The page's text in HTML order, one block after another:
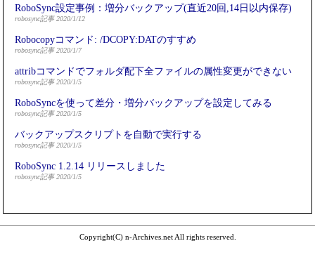
RoboSync設定事例：増分バックアップ(直近20回,14日以内保存)
robosync記事 2020/1/12
Robocopyコマンド: /DCOPY:DATのすすめ
robosync記事 2020/1/7
attribコマンドでフォルダ配下全ファイルの属性変更ができない
robosync記事 2020/1/5
RoboSyncを使って差分・増分バックアップを設定してみる
robosync記事 2020/1/5
バックアップスクリプトを自動で実行する
robosync記事 2020/1/5
RoboSync 1.2.14 リリースしました
robosync記事 2020/1/5
Copyright(C) n-Archives.net All rights reserved.